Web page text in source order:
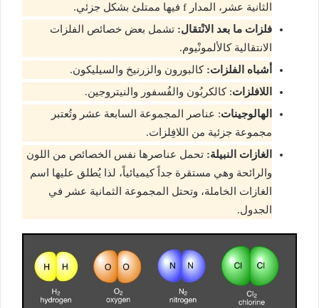
الثانية عشر، المدار f فيها ممتلئ بشكل جزئي.
فلزات ما بعد الانْتقال: تشمل بعض خصائص الفلزات
الانتقالية كالألمونْيوم.
أشباه الفلزات: كالبورون والزرنيخ والسيليكون.
اللافلزات: كالكربُون والفُسفور والنيتروجين.
الهالوجينات: عناصر المجموعة السابعة عشر وتُعتبر
مجموعة جزئية من اللافِلزات.
الغازات النبيلة: تحمل عناصرها نفس الخصائص من اللون
والرائحة وهي مستقرة جداً كيميائياً، لذا يُطلق عليها اسم
الغازات الخاملة، وتحتل المجموعة الثمانية عشر في
الجدول.